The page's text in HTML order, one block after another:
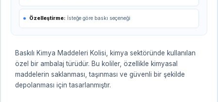
Özelleştirme: İsteğe göre baskı seçeneği
Baskılı Kimya Maddeleri Kolisi, kimya sektöründe kullanılan
özel bir ambalaj türüdür. Bu koliler, özellikle kimyasal
maddelerin saklanması, taşınması ve güvenli bir şekilde
depolanması için tasarlanmıştır.